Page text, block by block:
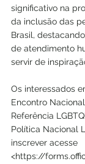
significativo na
da inclusão das
Brasil,
de atendimento
servir de
Os interessados
Encontro
Referência
Política Nacional
inscrever acesse
<https://